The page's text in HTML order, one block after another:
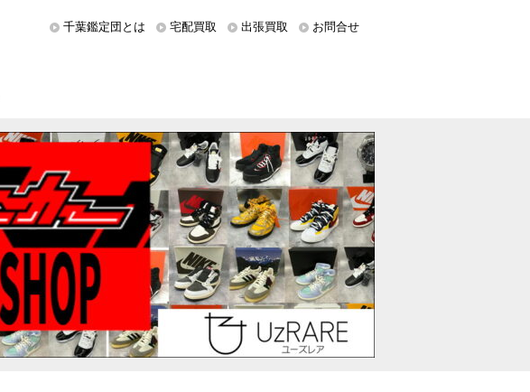
千葉鑑定団とは 宅配買取 出張買取 お問合せ